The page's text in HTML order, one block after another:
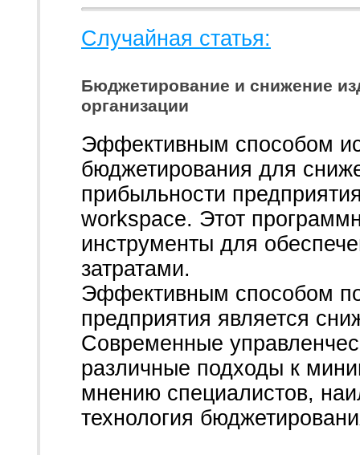
Случайная статья:
Бюджетирование и снижение
организации
Эффективным способом
бюджетирования для
прибыльности
workspace. Этот
инструменты для
затратами.
Эффективным способом
предприятия является
Современные
различные подходы к
мнению специалистов,
технология